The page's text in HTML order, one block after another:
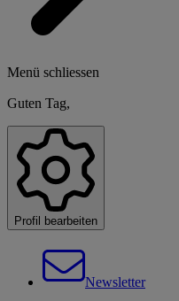
Menü schliessen
Guten Tag,
Profil bearbeiten
Newsletter